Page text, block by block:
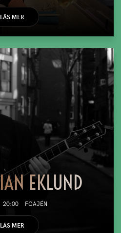
LÄS MER
EKLUND
20:00 FOAJÉN
LÄS MER